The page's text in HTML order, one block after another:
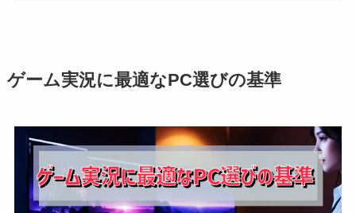
ゲーム実況に最適なPC選びの基準